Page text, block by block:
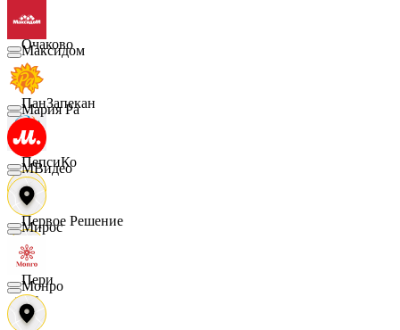
Очаково
ПанЗапекан
ПепсиКо
Первое Решение
Пери
Максидом
Мария Ра
МВидео
Мирос
Монро